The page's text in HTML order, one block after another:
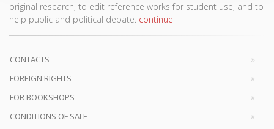
original research, to edit reference works for student use, and to
help public and political debate. continue
CONTACTS
FOREIGN RIGHTS
FOR BOOKSHOPS
CONDITIONS OF SALE